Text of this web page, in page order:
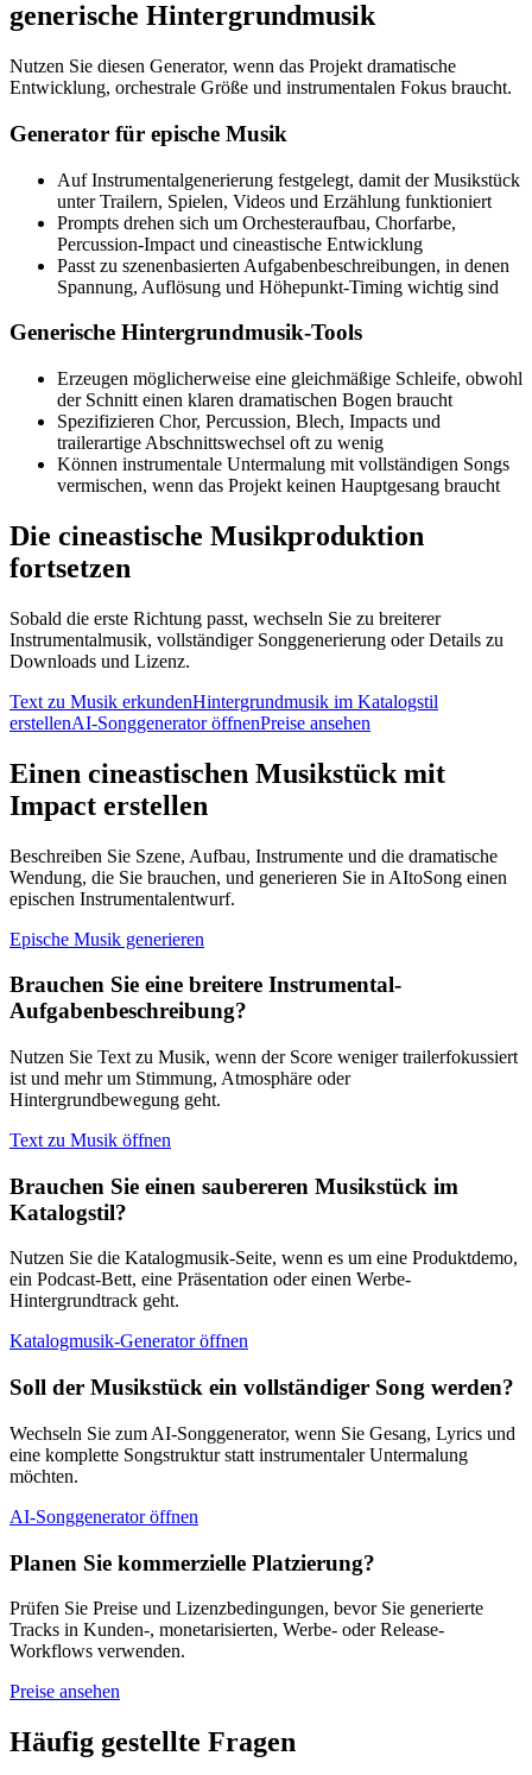
generische Hintergrundmusik
Nutzen Sie diesen Generator, wenn das Projekt dramatische
Entwicklung, orchestrale Größe und instrumentalen Fokus braucht.
Generator für epische Musik
Auf Instrumentalgenerierung festgelegt, damit der Musikstück
unter Trailern, Spielen, Videos und Erzählung funktioniert
Prompts drehen sich um Orchesteraufbau, Chorfarbe,
Percussion-Impact und cineastische Entwicklung
Passt zu szenenbasierten Aufgabenbeschreibungen, in denen
Spannung, Auflösung und Höhepunkt-Timing wichtig sind
Generische Hintergrundmusik-Tools
Erzeugen möglicherweise eine gleichmäßige Schleife, obwohl
der Schnitt einen klaren dramatischen Bogen braucht
Spezifizieren Chor, Percussion, Blech, Impacts und
trailerartige Abschnittswechsel oft zu wenig
Können instrumentale Untermalung mit vollständigen Songs
vermischen, wenn das Projekt keinen Hauptgesang braucht
Die cineastische Musikproduktion
fortsetzen
Sobald die erste Richtung passt, wechseln Sie zu breiterer
Instrumentalmusik, vollständiger Songgenerierung oder Details zu
Downloads und Lizenz.
Text zu Musik erkundenHintergrundmusik im Katalogstil
erstellenAI-Songgenerator öffnenPreise ansehen
Einen cineastischen Musikstück mit
Impact erstellen
Beschreiben Sie Szene, Aufbau, Instrumente und die dramatische
Wendung, die Sie brauchen, und generieren Sie in AItoSong einen
epischen Instrumentalentwurf.
Epische Musik generieren
Brauchen Sie eine breitere Instrumental-
Aufgabenbeschreibung?
Nutzen Sie Text zu Musik, wenn der Score weniger trailerfokussiert
ist und mehr um Stimmung, Atmosphäre oder
Hintergrundbewegung geht.
Text zu Musik öffnen
Brauchen Sie einen saubereren Musikstück im
Katalogstil?
Nutzen Sie die Katalogmusik-Seite, wenn es um eine Produktdemo,
ein Podcast-Bett, eine Präsentation oder einen Werbe-
Hintergrundtrack geht.
Katalogmusik-Generator öffnen
Soll der Musikstück ein vollständiger Song werden?
Wechseln Sie zum AI-Songgenerator, wenn Sie Gesang, Lyrics und
eine komplette Songstruktur statt instrumentaler Untermalung
möchten.
AI-Songgenerator öffnen
Planen Sie kommerzielle Platzierung?
Prüfen Sie Preise und Lizenzbedingungen, bevor Sie generierte
Tracks in Kunden-, monetarisierten, Werbe- oder Release-
Workflows verwenden.
Preise ansehen
Häufig gestellte Fragen